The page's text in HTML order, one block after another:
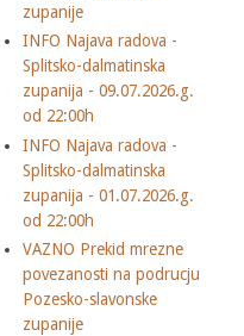
zupanije
INFO Najava radova -
Splitsko-dalmatinska
zupanija - 09.07.2026.g.
od 22:00h
INFO Najava radova -
Splitsko-dalmatinska
zupanija - 01.07.2026.g.
od 22:00h
VAZNO Prekid mrezne
povezanosti na podrucju
Pozesko-slavonske
zupanije